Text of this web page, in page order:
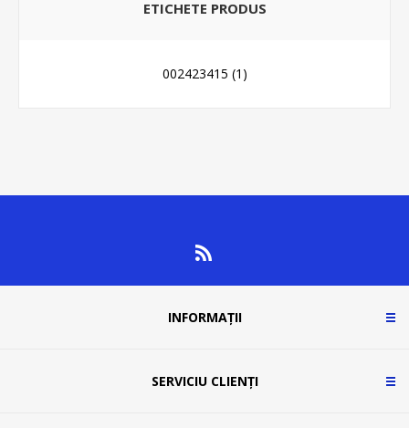
ETICHETE PRODUS
002423415 (1)
INFORMAȚII
SERVICIU CLIENȚI